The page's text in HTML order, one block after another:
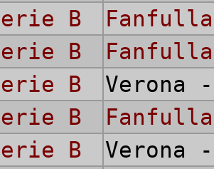
B Fanfulla
B Fanfulla
B
Verona
B Fanfulla
B
Verona